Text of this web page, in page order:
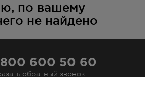
по вашему
не найдено
600 50 60
обратный звонок